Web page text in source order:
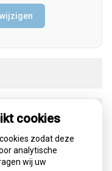
cookies
zodat deze
analytische
wij uw